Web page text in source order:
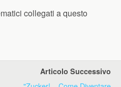
collegati a questo
Articolo Successivo